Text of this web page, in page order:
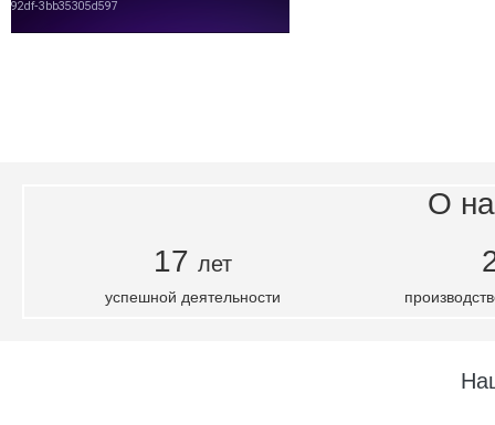
О
17лет
успешной деятельности